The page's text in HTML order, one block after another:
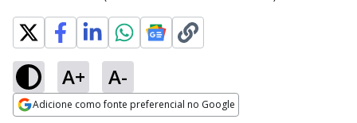
A+ A-
Adicione como fonte preferencial no Google